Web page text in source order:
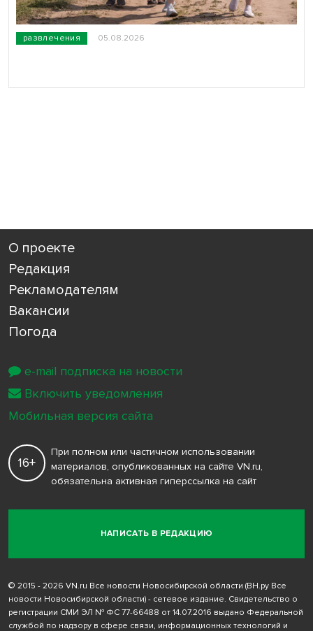
развлечения 05.08.2026
О проекте
Редакция
Рекламодателям
Вакансии
Погода
НАПИСАТЬ В РЕДАКЦИЮ
16+
При полном или частичном использовании
материалов, опубликованных на сайте VN.ru,
обязательна активная гиперссылка на сайт
© 2015 - 2026 VN.ru Все новости Новосибирской области (ВН.ру Все
новости Новосибирской области) - сетевое издание. Свидетельство о
регистрации СМИ ЭЛ № ФС 77-66488 от 14.07.2016 выдано Федеральной
службой по надзору в сфере связи, информационных технологий и
e-mail подписка на новости
Включить уведомления
Мобильная версия сайта